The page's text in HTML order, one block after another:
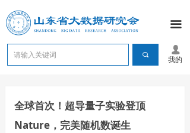
끀
끠
넙
我的
全球首次！超导量子实验登顶
Nature，完美随机数诞生